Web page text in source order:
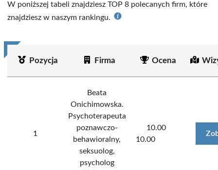
W poniższej tabeli znajdziesz TOP 8 polecanych firm, które
znajdziesz w naszym rankingu.
Pozycja Firma Ocena
1
Beata
Onichimowska.
Psychoterapeuta
poznawczo-
behawioralny,
seksuolog,
psycholog
10.00
10.00